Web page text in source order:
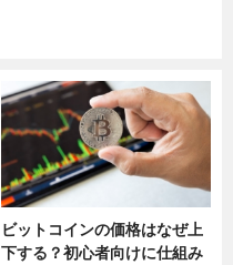
ビットコインの価格はなぜ上
下する？初心者向けに仕組み